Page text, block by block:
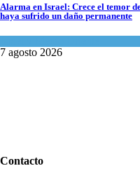
Alarma en Israel: Crece el temor
haya sufrido un daño permanente
7 agosto 2026
Contacto